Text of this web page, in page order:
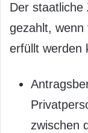
Der staatliche
gezahlt, wenn
erfüllt werden
zwischen